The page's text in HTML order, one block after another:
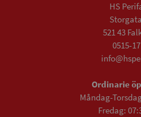
HS
521 43
0515-
Ordinarie
Måndag-
Fredag: